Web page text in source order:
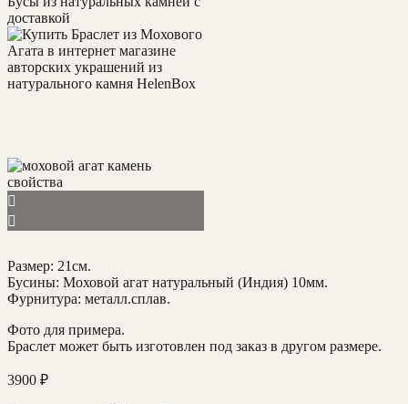
Размер: 21см.
Бусины: Моховой агат натуральный (Индия) 10мм.
Фурнитура: металл.сплав.
Фото для примера.
Браслет может быть изготовлен под заказ в другом размере.
3900 ₽